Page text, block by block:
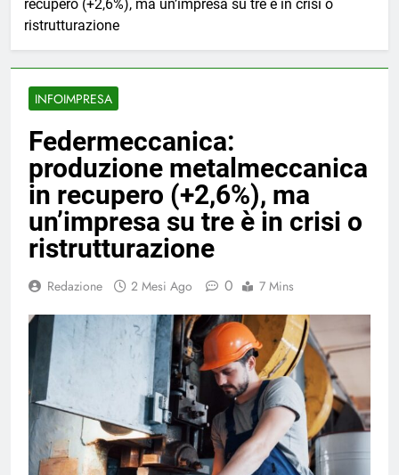
recupero (+2,6%), ma un’impresa su tre è in crisi o
ristrutturazione
INFOIMPRESA
Federmeccanica:
produzione metalmeccanica
in recupero (+2,6%), ma
un’impresa su tre è in crisi o
ristrutturazione
Redazione 2 Mesi Ago 0 7 Mins